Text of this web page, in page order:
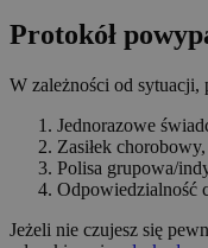
Protokół
W zależności od sytuacji,
Jednorazowe
Zasiłek
Polisa grupowa/
Odpowiedzialność
Jeżeli nie czujesz się